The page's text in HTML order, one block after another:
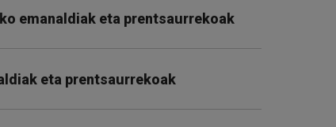
emanaldiak eta prentsaurrekoak
eta prentsaurrekoak